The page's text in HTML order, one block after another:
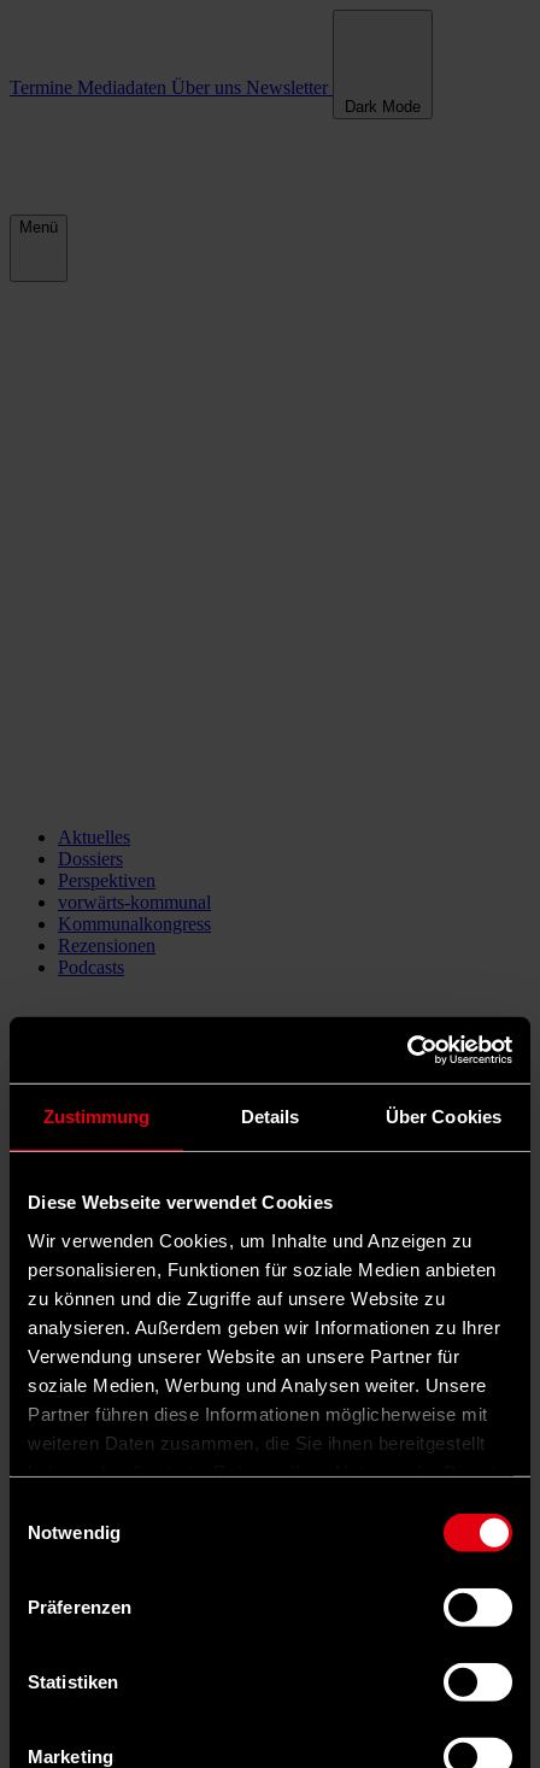
Zustimmung Details Über Cookies
Diese Webseite verwendet Cookies
Wir verwenden Cookies, um Inhalte und Anzeigen zu
personalisieren, Funktionen für soziale Medien anbieten
zu können und die Zugriffe auf unsere Website zu
analysieren. Außerdem geben wir Informationen zu Ihrer
Verwendung unserer Website an unsere Partner für
soziale Medien, Werbung und Analysen weiter. Unsere
Partner führen diese Informationen möglicherweise mit
weiteren Daten zusammen, die Sie ihnen bereitgestellt
Notwendig
Präferenzen
Statistiken
Marketing
Termine Mediadaten Über uns Newsletter
Dark Mode
Menü
Aktuelles
Dossiers
Perspektiven
vorwärts-kommunal
Kommunalkongress
Rezensionen
Podcasts